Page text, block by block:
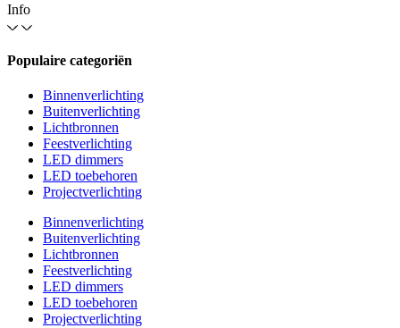
Info
Populaire categoriën
Binnenverlichting
Buitenverlichting
Lichtbronnen
Feestverlichting
LED dimmers
LED toebehoren
Projectverlichting
Binnenverlichting
Buitenverlichting
Lichtbronnen
Feestverlichting
LED dimmers
LED toebehoren
Projectverlichting